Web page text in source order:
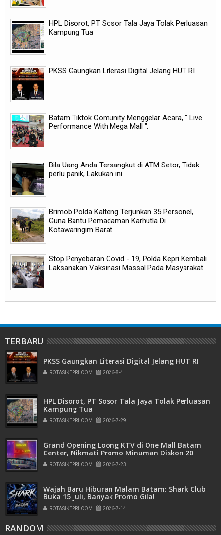
HPL Disorot, PT Sosor Tala Jaya Tolak Perluasan
Kampung Tua
PKSS Gaungkan Literasi Digital Jelang HUT RI
Batam Tiktok Comunity Menggelar Acara, " Live
Performance With Mega Mall ".
Bila Uang Anda Tersangkut di ATM Setor, Tidak
perlu panik, Lakukan ini
Brimob Polda Kalteng Terjunkan 35 Personel,
Guna Bantu Pemadaman Karhutla Di
Kotawaringim Barat.
Stop Penyebaran Covid - 19, Polda Kepri Kembali
Laksanakan Vaksinasi Massal Pada Masyarakat
TERBARU
PKSS Gaungkan Literasi Digital Jelang HUT RI
ROTASIKEPRI.COM 2026-8-4
HPL Disorot, PT Sosor Tala Jaya Tolak Perluasan
Kampung Tua
ROTASIKEPRI.COM 2026-7-29
Grand Opening Loong KTV di One Mall Batam
Center, Nikmati Promo Minuman Diskon 20
Persen
ROTASIKEPRI.COM 2026-7-23
Wajah Baru Hiburan Malam Batam: Shark Club
Buka 15 Juli, Banyak Promo Gila!
ROTASIKEPRI.COM 2026-7-14
RANDOM